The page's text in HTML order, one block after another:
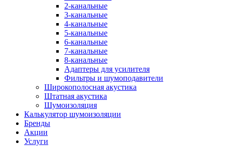
2-канальные
3-канальные
4-канальные
5-канальные
6-канальные
7-канальные
8-канальные
Адаптеры для усилителя
Фильтры и шумоподавители
Широкополосная акустика
Штатная акустика
Шумоизоляция
Калькулятор шумоизоляции
Бренды
Акции
Услуги